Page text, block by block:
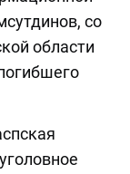
со
области